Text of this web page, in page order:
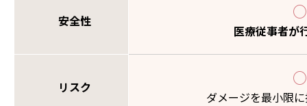
安全性 ○
医療従事者が
リスク ○
ダメージを最小限